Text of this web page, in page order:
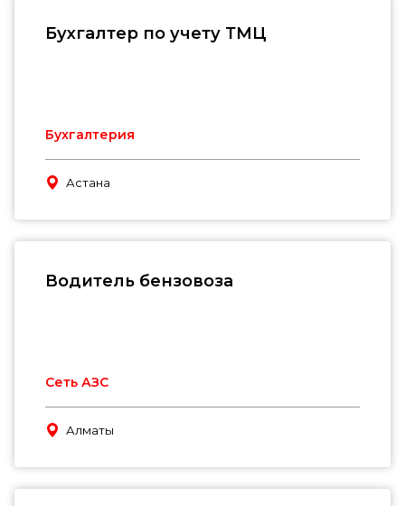
Бухгалтер по учету ТМЦ
Бухгалтерия
Астана
Водитель бензовоза
Сеть АЗС
Алматы